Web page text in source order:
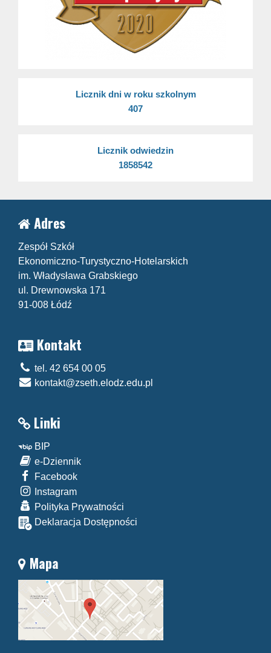
Licznik dni w roku szkolnym
407
Licznik odwiedzin
1858542
Adres
Zespół Szkół
Ekonomiczno-Turystyczno-Hotelarskich
im. Władysława Grabskiego
ul. Drewnowska 171
91-008 Łódź
Kontakt
tel. 42 654 00 05
kontakt@zseth.elodz.edu.pl
Linki
BIP
e-Dziennik
Facebook
Instagram
Polityka Prywatności
Deklaracja Dostępności
Mapa